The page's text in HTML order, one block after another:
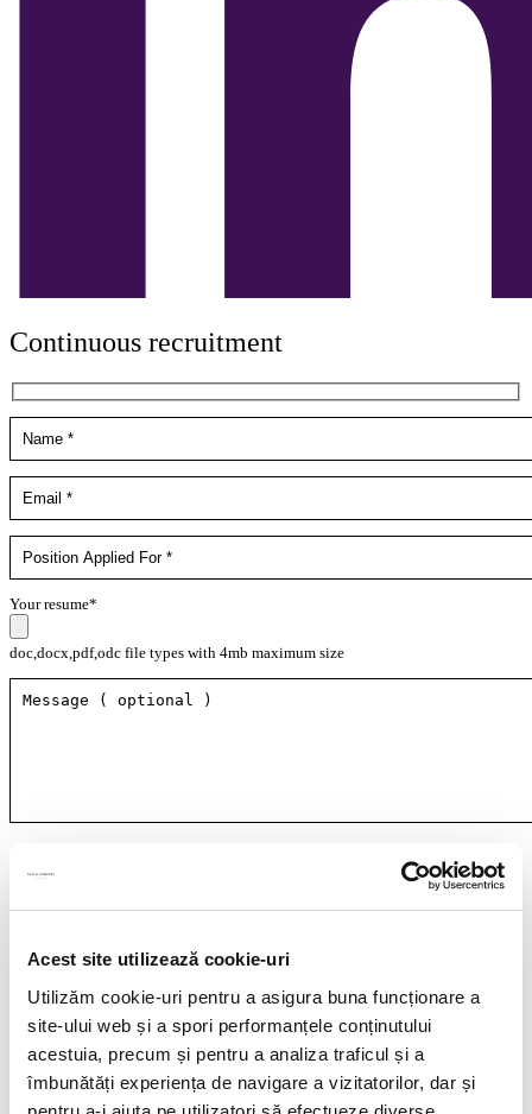
Acest site utilizează cookie-uri
Utilizăm cookie-uri pentru a asigura buna funcționare a
site-ului web și a spori performanțele conținutului
acestuia, precum și pentru a analiza traficul și a
îmbunătăți experiența de navigare a vizitatorilor, dar și
Continuous recruitment
Your resume*
doc,docx,pdf,odc file types with 4mb maximum size
I agree that my personal data contained in my resume, as well as in other
documents submitted to Filip & Company for recruitment purposes (such as
cover letter, any recommendations provided, if applicable) to be stored and
processed by Filip & Company in connection with the creation of a recruitment
employment/collaboration opportunities by using the contact details included
in my resume.More details here.
Think ahead!